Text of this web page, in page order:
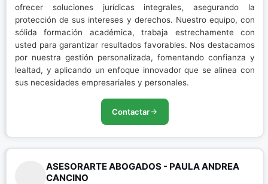
ofrecer soluciones jurídicas integrales, asegurando la
protección de sus intereses y derechos. Nuestro equipo, con
sólida formación académica, trabaja estrechamente con
usted para garantizar resultados favorables. Nos destacamos
por nuestra gestión personalizada, fomentando confianza y
lealtad, y aplicando un enfoque innovador que se alinea con
sus necesidades empresariales y personales.
Contactar
ASESORARTE ABOGADOS - PAULA ANDREA
CANCINO